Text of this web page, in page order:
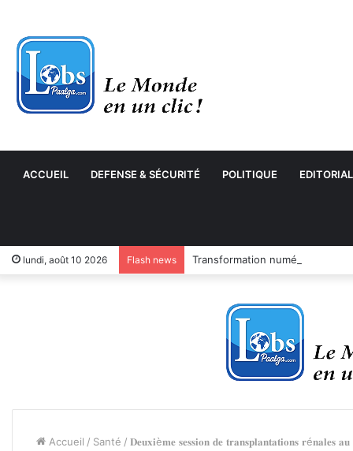
ACCUEIL DEFENSE & SÉCURITÉ POLITIQUE EDITORIAL
lundi, août 10 2026 Flash news Transformation numérique : le
Accueil / Santé / 𝐃𝐞𝐮𝐱𝐢è𝐦𝐞 𝐬𝐞𝐬𝐬𝐢𝐨𝐧 𝐝𝐞 𝐭𝐫𝐚𝐧𝐬𝐩𝐥𝐚𝐧𝐭𝐚𝐭𝐢𝐨𝐧𝐬 𝐫é𝐧𝐚𝐥𝐞𝐬